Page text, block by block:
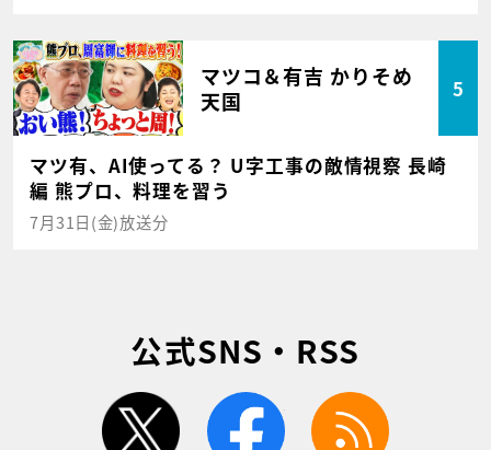
マツコ＆有吉 かりそめ
天国
5
マツ有、AI使ってる？ U字工事の敵情視察 長崎
編 熊プロ、料理を習う
7月31日(金)放送分
公式SNS・RSS
twitter facebook